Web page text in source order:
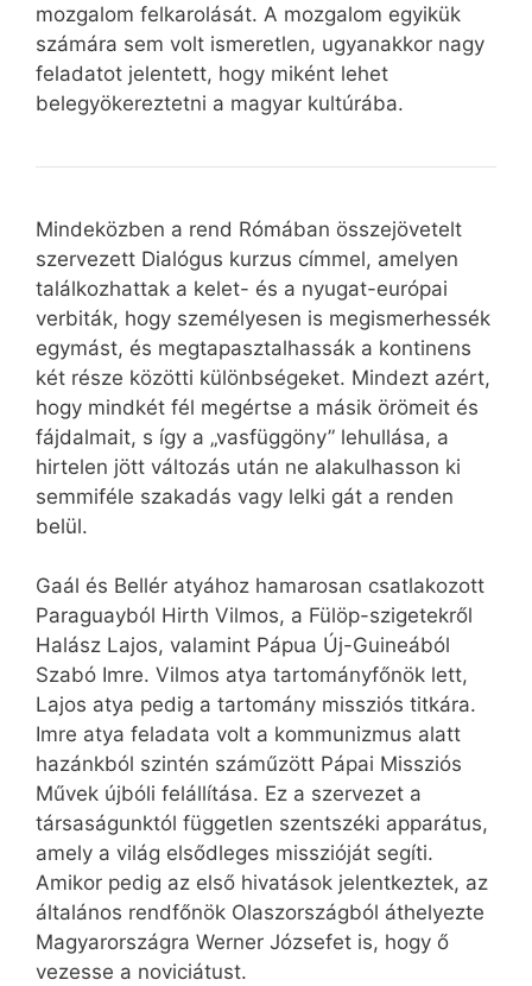
mozgalom felkarolását. A mozgalom egyikük
számára sem volt ismeretlen, ugyanakkor nagy
feladatot jelentett, hogy miként lehet
belegyökereztetni a magyar kultúrába.
Mindeközben a rend Rómában összejövetelt
szervezett Dialógus kurzus címmel, amelyen
találkozhattak a kelet- és a nyugat-európai
verbiták, hogy személyesen is megismerhessék
egymást, és megtapasztalhassák a kontinens
két része közötti különbségeket. Mindezt azért,
hogy mindkét fél megértse a másik örömeit és
fájdalmait, s így a „vasfüggöny” lehullása, a
hirtelen jött változás után ne alakulhasson ki
semmiféle szakadás vagy lelki gát a renden
belül.
Gaál és Bellér atyához hamarosan csatlakozott
Paraguayból Hirth Vilmos, a Fülöp-szigetekről
Halász Lajos, valamint Pápua Új-Guineából
Szabó Imre. Vilmos atya tartományfőnök lett,
Lajos atya pedig a tartomány missziós titkára.
Imre atya feladata volt a kommunizmus alatt
hazánkból szintén száműzött Pápai Missziós
Művek újbóli felállítása. Ez a szervezet a
társaságunktól független szentszéki apparátus,
amely a világ elsődleges misszióját segíti.
Amikor pedig az első hivatások jelentkeztek, az
általános rendfőnök Olaszországból áthelyezte
Magyarországra Werner Józsefet is, hogy ő
vezesse a noviciátust.